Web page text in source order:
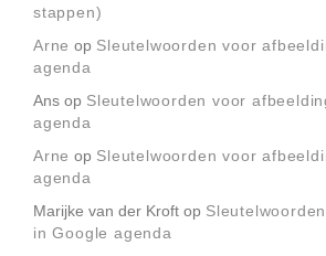
stappen)
Arne op Sleutelwoorden voor
agenda
Ans op Sleutelwoorden voor
agenda
Arne op Sleutelwoorden voor
agenda
Marijke van der Kroft op
in Google agenda